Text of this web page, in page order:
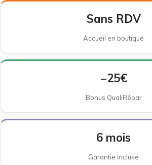
Sans RDV
Accueil en boutique
−25€
Bonus QualiRépar
6 mois
Garantie incluse